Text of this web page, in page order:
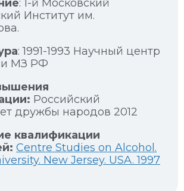
: 1-й Московский
Институт им.
: 1991-1993 Научный центр
МЗ РФ
Российский
дружбы народов 2012
квалификации
Centre Studies on Alcohol.
New Jersey. USA. 1997